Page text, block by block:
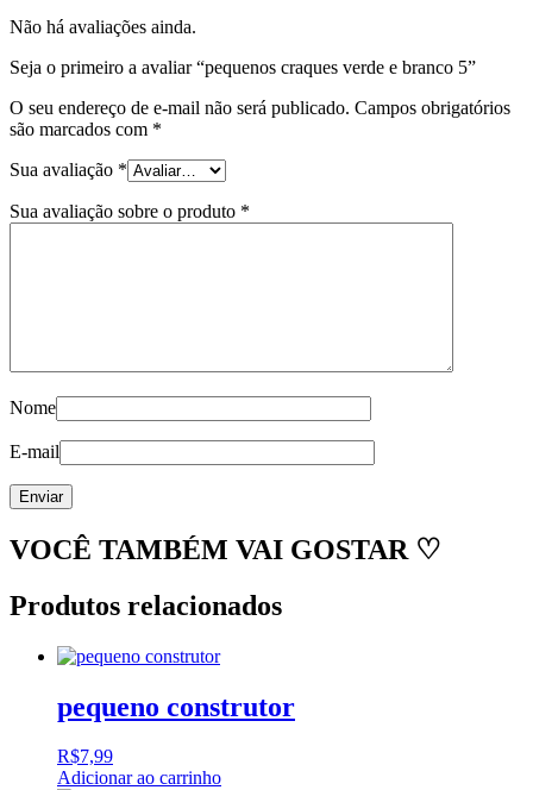
Não há avaliações ainda.
Seja o primeiro a avaliar “pequenos craques verde e branco 5”
O seu endereço de e-mail não será publicado. Campos obrigatórios
são marcados com *
Sua avaliação *
Sua avaliação sobre o produto *
Nome
E-mail
VOCÊ TAMBÉM VAI GOSTAR ♡
Produtos relacionados
pequeno construtor
R$7,99
Adicionar ao carrinho